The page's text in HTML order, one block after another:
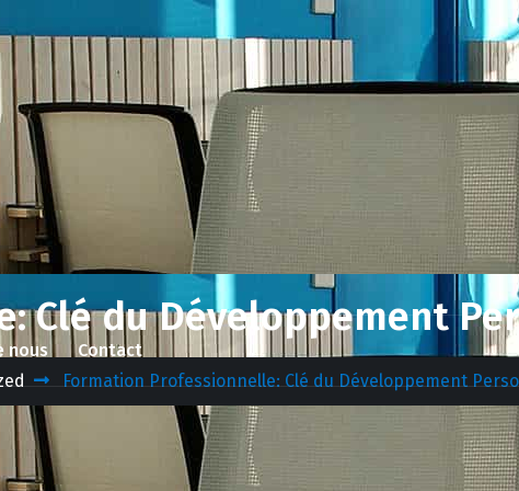
nous Contact
Clé du Développement
Formation Professionnelle: Clé du Développement